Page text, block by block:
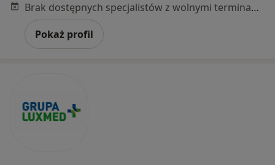
Brak dostępnych specjalistów z wolnymi terminami w tym centrum medycznym.
Pokaż profil